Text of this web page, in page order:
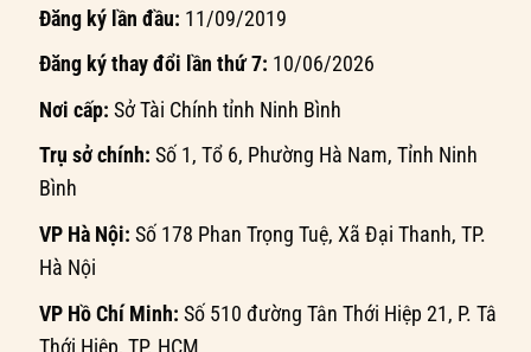
Đăng ký lần đầu: 11/09/2019
Đăng ký thay đổi lần thứ 7: 10/06/2026
Nơi cấp: Sở Tài Chính tỉnh Ninh Bình
Trụ sở chính: Số 1, Tổ 6, Phường Hà Nam, Tỉnh Ninh
Bình
VP Hà Nội: Số 178 Phan Trọng Tuệ, Xã Đại Thanh, TP.
Hà Nội
VP Hồ Chí Minh: Số 510 đường Tân Thới Hiệp 21, P. Tân
Thới Hiệp, TP. HCM